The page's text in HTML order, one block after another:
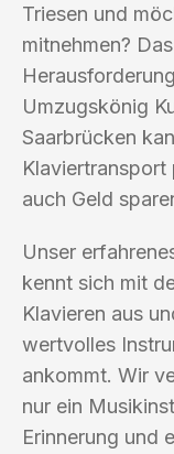
Triesen und
mitnehmen?
Umzugskönig
Saarbrücken
auch Geld
Unser
kennt sich mit
Klavieren aus
wertvolles
ankommt. Wir
nur ein
Erinnerung und